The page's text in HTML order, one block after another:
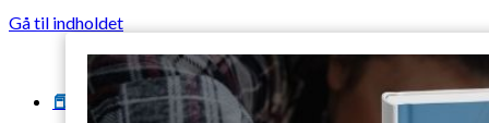
Gå til indholdet
📕E-bøger